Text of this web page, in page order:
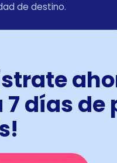
de destino.
días de